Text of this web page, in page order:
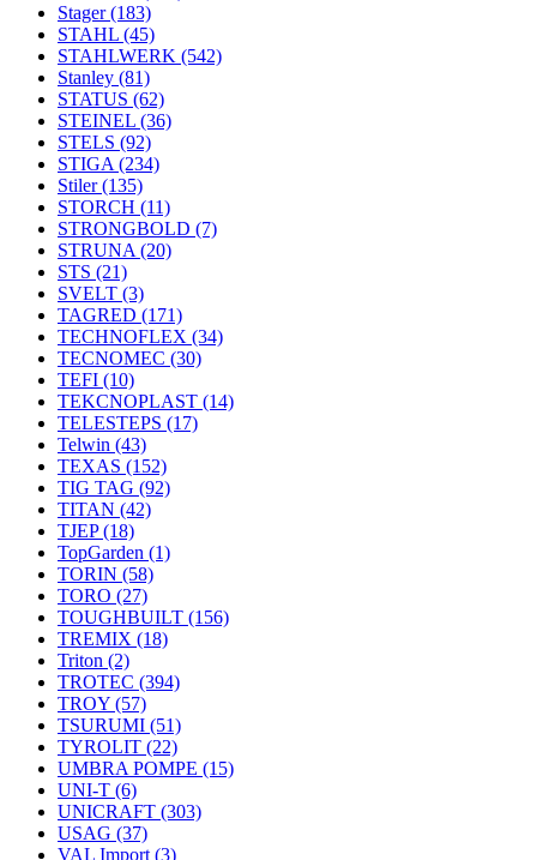
Stager(183)
STAHL (45)
STAHLWERK (542)
Stanley (81)
STATUS (62)
STEINEL (36)
STELS (92)
STIGA (234)
Stiler(135)
STORCH (11)
STRONGBOLD (7)
STRUNA (20)
STS (21)
SVELT (3)
TAGRED (171)
TECHNOFLEX (34)
TECNOMEC (30)
TEFI (10)
TEKCNOPLAST (14)
TELESTEPS (17)
Telwin (43)
TEXAS (152)
TIG TAG (92)
TITAN (42)
TJEP(18)
TopGarden (1)
TORIN (58)
TORO (27)
TOUGHBUILT (156)
TREMIX (18)
Triton (2)
TROTEC (394)
TROY (57)
TSURUMI (51)
TYROLIT (22)
UMBRA POMPE (15)
UNI-T (6)
UNICRAFT (303)
USAG (37)
VAL Import (3)